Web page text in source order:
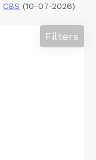
CBS (10-07-2026)
Filters